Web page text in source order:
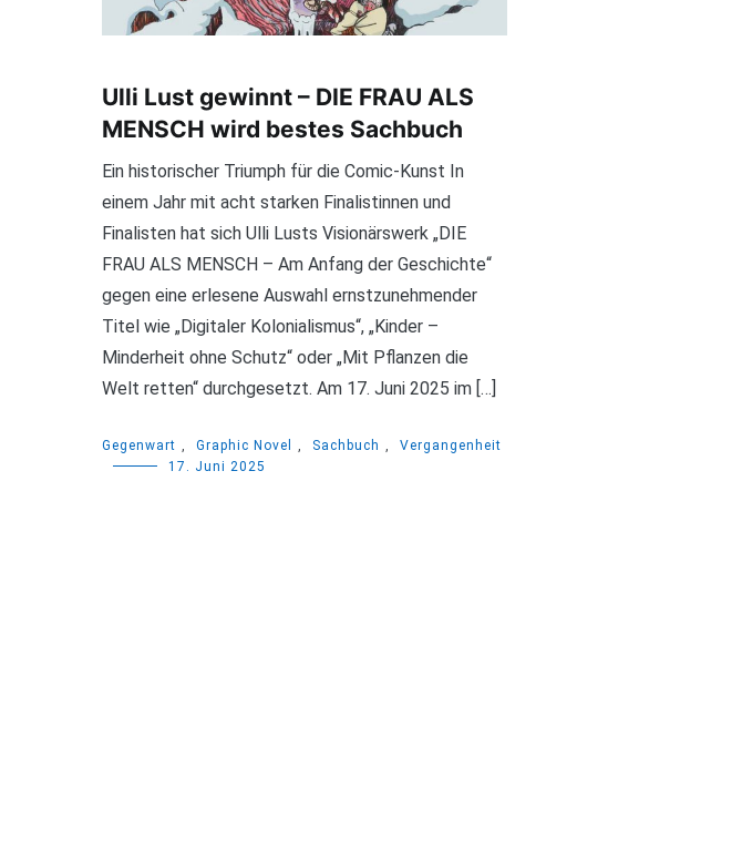
Ulli Lust gewinnt – DIE FRAU ALS
MENSCH wird bestes Sachbuch
Ein historischer Triumph für die Comic-Kunst In
einem Jahr mit acht starken Finalistinnen und
Finalisten hat sich Ulli Lusts Visionärswerk „DIE
FRAU ALS MENSCH – Am Anfang der Geschichte“
gegen eine erlesene Auswahl ernstzunehmender
Titel wie „Digitaler Kolonialismus“, „Kinder –
Minderheit ohne Schutz“ oder „Mit Pflanzen die
Welt retten“ durchgesetzt. Am 17. Juni 2025 im […]
Gegenwart , Graphic Novel , Sachbuch ,
Vergangenheit
17. Juni 2025